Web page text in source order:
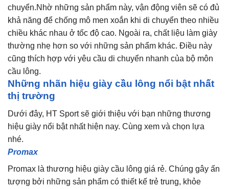
chuyển.Nhờ những sản phẩm này, vận động viên sẽ có đủ
khả năng để chống mô men xoắn khi di chuyển theo nhiều
chiều khác nhau ở tốc độ cao. Ngoài ra, chất liệu làm giày
thường nhẹ hơn so với những sản phẩm khác. Điều này
cũng thích hợp với yêu cầu di chuyển nhanh của bộ môn
cầu lông.
Những nhãn hiệu giày cầu lông nổi bật nhất
thị trường
Dưới đây, HT Sport sẽ giới thiệu với bạn những thương
hiệu giày nổi bật nhất hiện nay. Cùng xem và chọn lựa
nhé.
Promax
Promax là thương hiệu giày cầu lông giá rẻ. Chúng gây ấn
tượng bởi những sản phẩm có thiết kế trẻ trung, khỏe